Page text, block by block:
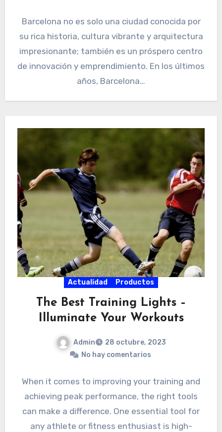
Barcelona no es solo una ciudad conocida por
su rica historia, cultura vibrante y arquitectura
impresionante; también es un próspero centro
de innovación y emprendimiento. En los últimos
años, Barcelona…
Actualidad Productos
The Best Training Lights –
Illuminate Your Workouts
Admin
28 octubre, 2023
No hay comentarios
When it comes to improving your training and
achieving peak performance, the right tools
can make a difference. One essential tool for
any athlete or fitness enthusiast is high-